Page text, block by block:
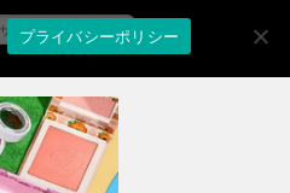
プライバシーポリシー